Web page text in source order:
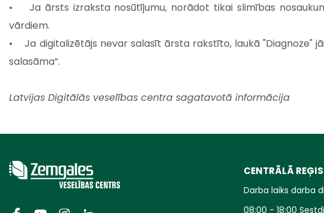
• Ja ārsts izraksta nosūtījumu, norādot tikai slimības
vārdiem.
• Ja digitalizētājs nevar salasīt ārsta rakstīto, laukā "Diagnoze"
salasāma”.
Latvijas Digitālās veselības centra sagatavotā informācija
CENTRĀLĀ
Darba laiks darba
08:00 - 18:00